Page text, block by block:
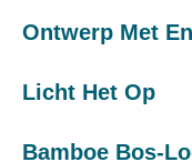
Ontwerp Met
Licht Het Op
Bamboe Bos-